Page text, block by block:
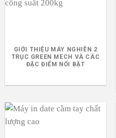
GIỚI THIỆU MÁY NGHIỀN 2
TRỤC GREEN MECH VÀ CÁC
ĐẶC ĐIỂM NỔI BẬT